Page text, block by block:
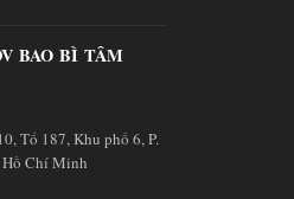
BAO BÌ TÂM
Tổ 187, Khu phố 6, P.
Hồ Chí Minh